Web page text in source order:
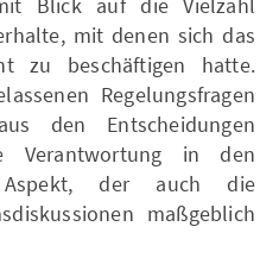
mit denen sich das
zu beschäftigen hatte.
Regelungsfragen
den Entscheidungen
Verantwortung in den
der auch die
maßgeblich